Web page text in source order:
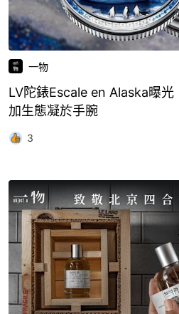
一物
LV陀錶Escale en Alaska曝
加生態凝於手腕
3